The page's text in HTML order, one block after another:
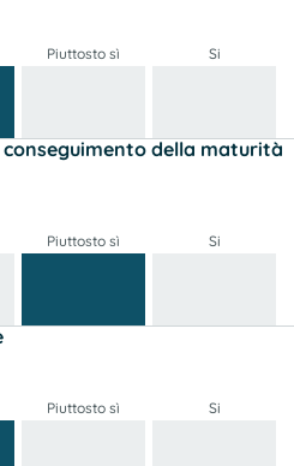
Piuttosto sì Si
della maturità
Piuttosto sì Si
Piuttosto sì Si